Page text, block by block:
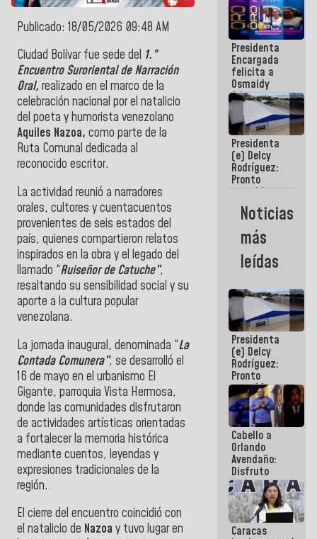
Publicado: 18/05/2026 09:48 AM
Ciudad Bolívar fue sede del 1.°
Encuentro Suroriental de Narración
Oral, realizado en el marco de la
celebración nacional por el natalicio
del poeta y humorista venezolano
Aquiles Nazoa, como parte de la
Ruta Comunal dedicada al
reconocido escritor.
La actividad reunió a narradores
orales, cultores y cuentacuentos
provenientes de seis estados del
país, quienes compartieron relatos
inspirados en la obra y el legado del
llamado “Ruiseñor de Catuche”,
resaltando su sensibilidad social y su
aporte a la cultura popular
venezolana.
La jornada inaugural, denominada “La
Contada Comunera”, se desarrolló el
16 de mayo en el urbanismo El
Gigante, parroquia Vista Hermosa,
donde las comunidades disfrutaron
de actividades artísticas orientadas
a fortalecer la memoria histórica
mediante cuentos, leyendas y
expresiones tradicionales de la
región.
El cierre del encuentro coincidió con
el natalicio de Nazoa y tuvo lugar en
económica y
ejecución de
fondos de
emergencia
post-sismos
Presidenta
Encargada
felicita a
Osmaidy
Arias y
Giraly
Marcano por
hacer
historia en
los
Centroamericanos
Presidenta
(e) Delcy
Rodríguez:
Pronto
restableceremos
las
operaciones
Aeropuerto
Internacional
de
Noticias
más
leídas
Presidenta
(e) Delcy
Rodríguez:
Pronto
restableceremos
las
operaciones
en el
Aeropuerto
Internacional
de
Maiquetía
Cabello a
Orlando
Avendaño:
Disfruto
cada vez
que escribes
porque lo
que haces
es
Caracas